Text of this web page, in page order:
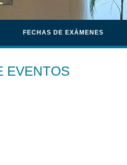
FECHAS DE EXÁMENES
EVENTOS